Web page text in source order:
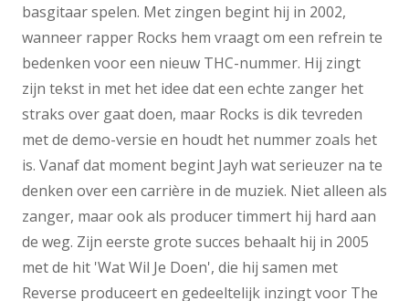
basgitaar spelen. Met zingen begint hij in 2002,
wanneer rapper Rocks hem vraagt om een refrein te
bedenken voor een nieuw THC-nummer. Hij zingt
zijn tekst in met het idee dat een echte zanger het
straks over gaat doen, maar Rocks is dik tevreden
met de demo-versie en houdt het nummer zoals het
is. Vanaf dat moment begint Jayh wat serieuzer na te
denken over een carrière in de muziek. Niet alleen als
zanger, maar ook als producer timmert hij hard aan
de weg. Zijn eerste grote succes behaalt hij in 2005
met de hit 'Wat Wil Je Doen', die hij samen met
Reverse produceert en gedeeltelijk inzingt voor The